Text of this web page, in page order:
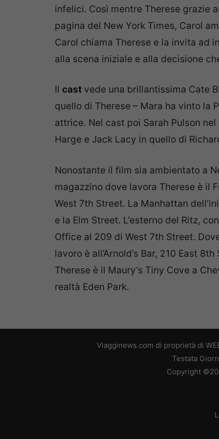
infelici. Così mentre Therese grazie
pagina del New York Times, Carol
Carol chiama Therese e la invita ad
alla scena iniziale e alla decisione
Il cast vede una brillantissima Cate
quello di Therese – Mara ha vinto la
attrice. Nel cast poi Sarah Pulson
Harge e Jack Lacy in quello di
Nonostante il film sia ambientato a
magazzino dove lavora Therese è il
West 7th Street. La Manhattan
e la Elm Street. L’esterno del Ritz,
Office al 209 di West 7th Street.
lavoro è all’Arnold’s Bar, 210 East
Therese è il Maury’s Tiny Cove a
realtà Eden Park.
Viagginews.com di proprietà di
Testata
Copyright